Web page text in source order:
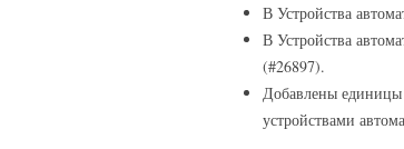
В Устройства
В Устройства
(#26897).
Добавлены единицы
устройствами